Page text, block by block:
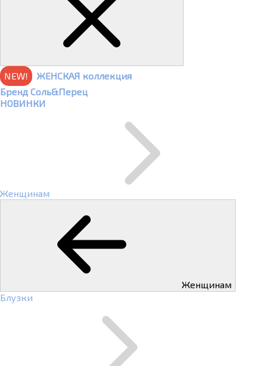
NEW!
ЖЕНСКАЯ коллекция
Бренд Соль&Перец
НОВИНКИ
Женщинам
Женщинам
Блузки